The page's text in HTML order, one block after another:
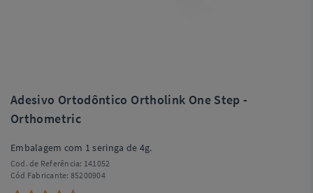
Adesivo Ortodôntico Ortholink One Step -
Orthometric
Embalagem com 1 seringa de 4g.
Cod. de Referência: 141052
Cód Fabricante: 85200904